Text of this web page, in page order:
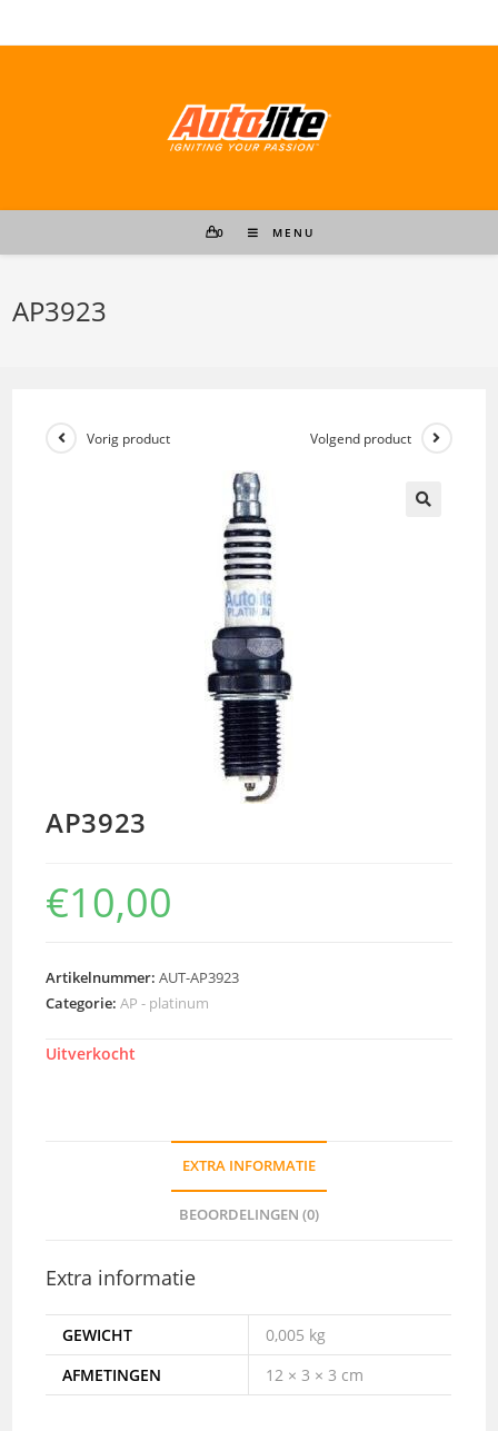
naar
0 MENU
AP3923
Vorig product Volgend product
AP3923
€10,00
Artikelnummer:AUT-AP3923
Categorie:AP - platinum
Uitverkocht
EXTRA INFORMATIE
BEOORDELINGEN (0)
Extra informatie
GEWICHT
0,005 kg
AFMETINGEN
12 × 3 × 3 cm